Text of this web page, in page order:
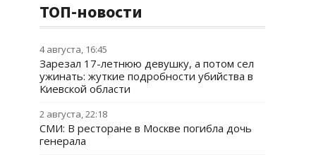
ТОП-новости
4 августа, 16:45
Зарезал 17-летнюю девушку, а потом сел
ужинать: жуткие подробности убийства в
Киевской области
2 августа, 22:18
СМИ: В ресторане в Москве погибла дочь
генерала